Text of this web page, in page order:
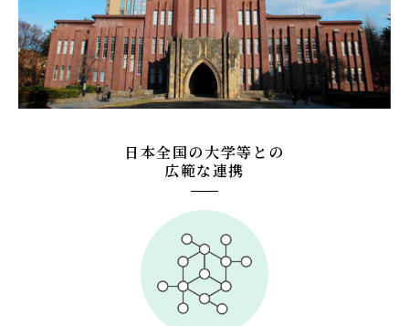
日本全国の大学等との
広範な連携